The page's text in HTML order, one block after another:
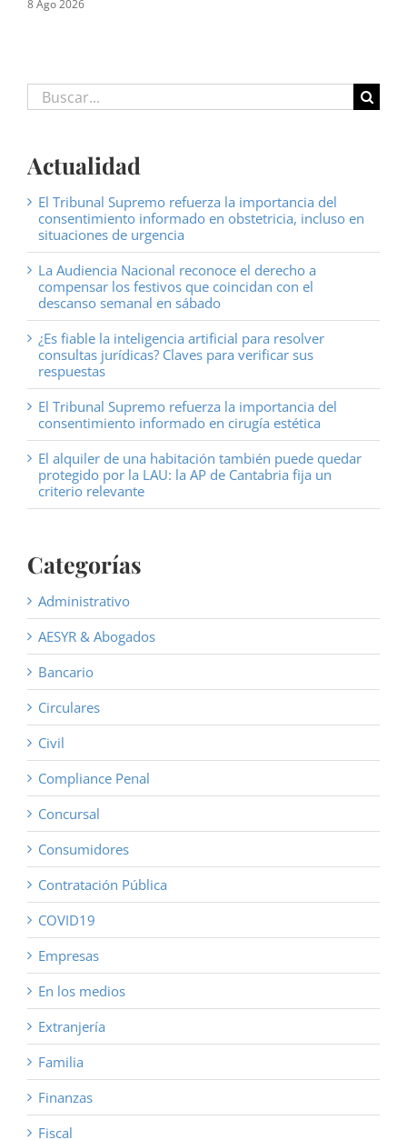
8 Ago 2026
Buscar:
Actualidad
El Tribunal Supremo refuerza la importancia del
consentimiento informado en obstetricia, incluso en
situaciones de urgencia
La Audiencia Nacional reconoce el derecho a
compensar los festivos que coincidan con el
descanso semanal en sábado
¿Es fiable la inteligencia artificial para resolver
consultas jurídicas? Claves para verificar sus
respuestas
El Tribunal Supremo refuerza la importancia del
consentimiento informado en cirugía estética
El alquiler de una habitación también puede quedar
protegido por la LAU: la AP de Cantabria fija un
criterio relevante
Categorías
Administrativo
AESYR & Abogados
Bancario
Circulares
Civil
Compliance Penal
Concursal
Consumidores
Contratación Pública
COVID19
Empresas
En los medios
Extranjería
Familia
Finanzas
Fiscal